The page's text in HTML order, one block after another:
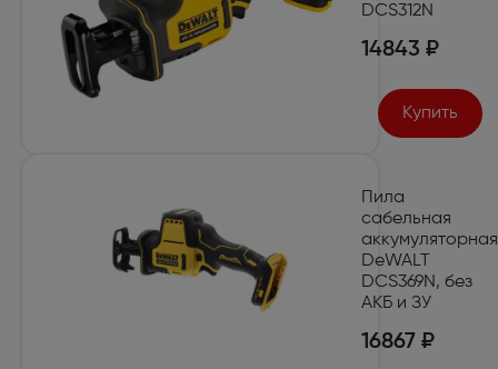
DCS312N
14843 ₽
Купить
Пила
сабельная
аккумуляторная
DeWALT
DCS369N, без
АКБ и ЗУ
16867 ₽